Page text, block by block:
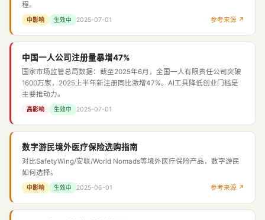
程。
中影响 生效中 2025-07-01 参考来源 ↗
中国一人公司注册量暴增47%
国家市场监管总局数据：截至2025年6月，全国一人有限责任公司突破
1600万家，2025上半年新注册同比激增47%。AI工具降低创业门槛是
主要推动力。
高影响 生效中 2025-07-01
数字游民境外医疗保险选购指南
对比SafetyWing/安联/World Nomads等境外医疗保险产品，数字游民
如何选择。
中影响 生效中 2025-06-01 参考来源 ↗